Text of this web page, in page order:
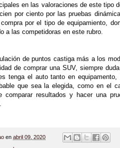
en las valoraciones de este tipo
por ciento por las pruebas
por el tipo de equipamiento,
a las competidoras en este rubro.
de puntos castiga más a los
de comprar una SUV, siempre
tenga el auto tanto en
que sea la elegida, como en el
comparar resultados y hacer una
en abril 09, 2020